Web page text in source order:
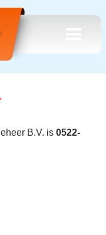
B.V. is 0522-